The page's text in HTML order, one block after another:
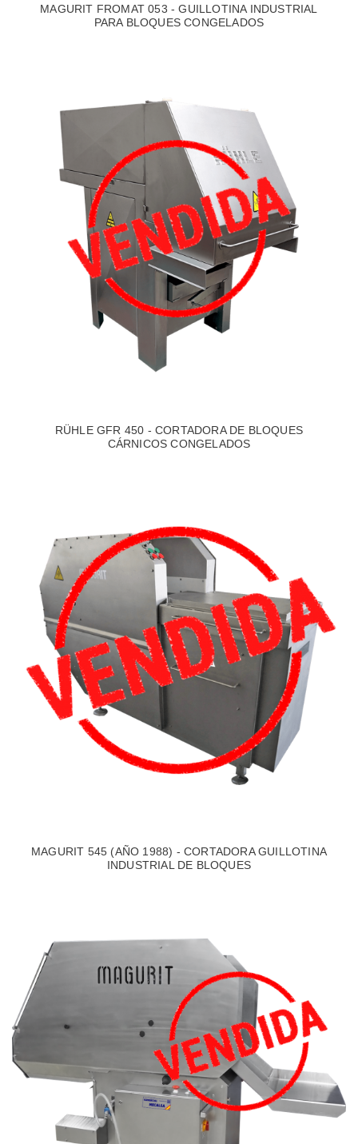
MAGURIT FROMAT 053 - GUILLOTINA INDUSTRIAL
PARA BLOQUES CONGELADOS
RÜHLE GFR 450 - CORTADORA DE BLOQUES
CÁRNICOS CONGELADOS
MAGURIT 545 (AÑO 1988) - CORTADORA GUILLOTINA
INDUSTRIAL DE BLOQUES